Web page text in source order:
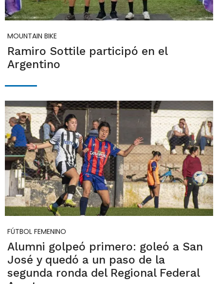
MOUNTAIN BIKE
Ramiro Sottile participó en el
Argentino
FÚTBOL FEMENINO
Alumni golpeó primero: goleó a San
José y quedó a un paso de la
segunda ronda del Regional Federal